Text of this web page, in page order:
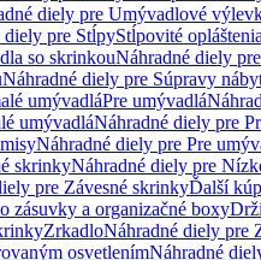
diely pre Umývadlové
diely pre StĺpyStĺpovité opláštenia
so skrinkouNáhradné diely
Náhradné diely pre Súpravy
umývadláPre umývadlá
umývadláNáhradné diely pre
Náhradné diely pre Pre
skrinkyNáhradné diely pre
pre Závesné skrinkyĎalší
zásuvky a organizačné boxy
ZrkadloNáhradné diely pre
osvetlenímNáhradné